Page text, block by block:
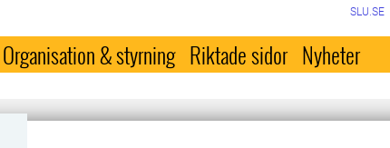
SLU.SE
Organisation & styrning Riktade sidor Nyheter